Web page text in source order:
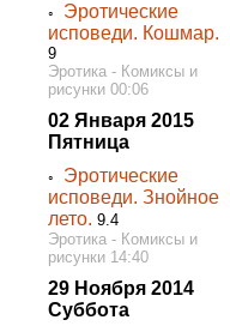
◦ Эротические
исповеди. Кошмар.
9
Эротика - Комиксы и
рисунки 00:06
02 Января 2015
Пятница
◦ Эротические
исповеди. Знойное
лето. 9.4
Эротика - Комиксы и
рисунки 14:40
29 Ноября 2014
Суббота